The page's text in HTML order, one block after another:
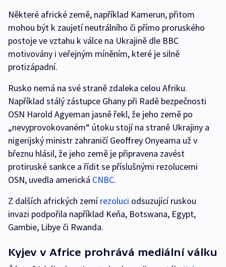
Některé africké země, například Kamerun, přitom
mohou být k zaujetí neutrálního či přímo proruského
postoje ve vztahu k válce na Ukrajině dle BBC
motivovány i veřejným míněním, které je silně
protizápadní.
Rusko nemá na své straně zdaleka celou Afriku.
Například stálý zástupce Ghany při Radě bezpečnosti
OSN Harold Agyeman jasně řekl, že jeho země po
„nevyprovokovaném“ útoku stojí na straně Ukrajiny a
nigerijský ministr zahraničí Geoffrey Onyeama už v
březnu hlásil, že jeho země je připravena zavést
protiruské sankce a řídit se příslušnými rezolucemi
OSN, uvedla americká CNBC.
Z dalších afrických zemírezoluci odsuzující ruskou
invazi podpořila například Keňa, Botswana, Egypt,
Gambie, Libye či Rwanda.
Kyjev v Africe prohrává mediální válku